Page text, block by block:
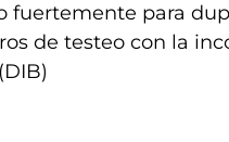
fuertemente para
de testeo con la